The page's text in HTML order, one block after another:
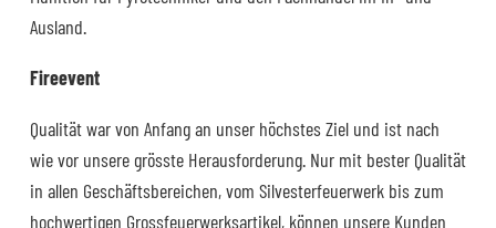
Ausland.
Fireevent
Qualität war von Anfang an unser höchstes Ziel und ist nach
wie vor unsere grösste Herausforderung. Nur mit bester Qualität
in allen Geschäftsbereichen, vom Silvesterfeuerwerk bis zum
hochwertigen Grossfeuerwerksartikel, können unsere Kunden